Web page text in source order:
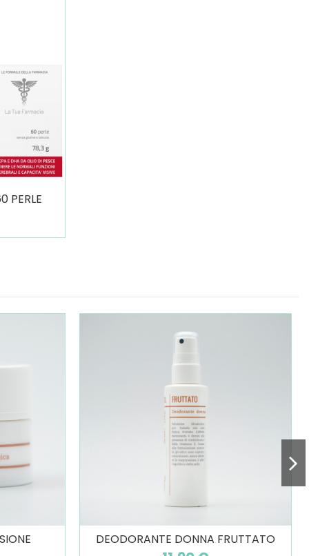
PERLE
DEODORANTE DONNA FRUTTATO